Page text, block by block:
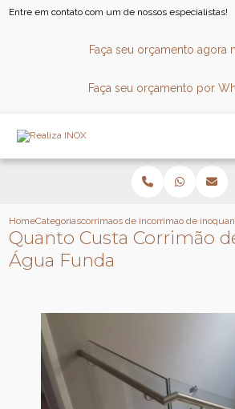
Entre em contato com um de nossos especialistas!
Faça seu orçamento agora
Faça seu orçamento por
HomeCategoriascorrimaos de inoxcorrimao de inox
Quanto Custa Corrimão
Água Funda